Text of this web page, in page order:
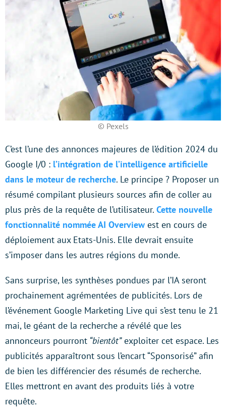
© Pexels
C’est l’une des annonces majeures de l’édition 2024 du
Google I/0 : l’intégration de l’intelligence artificielle
dans le moteur de recherche. Le principe ? Proposer un
résumé compilant plusieurs sources afin de coller au
plus près de la requête de l’utilisateur. Cette nouvelle
fonctionnalité nommée AI Overview est en cours de
déploiement aux Etats-Unis. Elle devrait ensuite
s’imposer dans les autres régions du monde.
Sans surprise, les synthèses pondues par l’IA seront
prochainement agrémentées de publicités. Lors de
l’événement Google Marketing Live qui s’est tenu le 21
mai, le géant de la recherche a révélé que les
annonceurs pourront “bientôt”exploiter cet espace. Les
publicités apparaîtront sous l’encart “Sponsorisé” afin
de bien les différencier des résumés de recherche.
Elles mettront en avant des produits liés à votre
requête.